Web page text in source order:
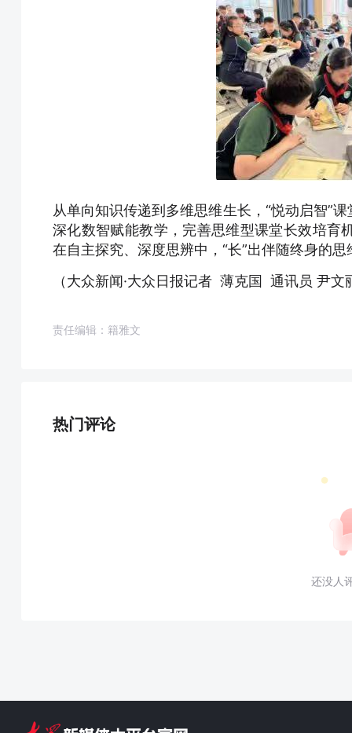
从单向知识传递到多维思维生长，“悦动启智”
深化数智赋能教学，完善思维型课堂长效培育
在自主探究、深度思辨中，“长”出伴随终身的思
（大众新闻·大众日报记者 薄克国 通讯员 尹文
责任编辑：籍雅文
热门评论
还没人